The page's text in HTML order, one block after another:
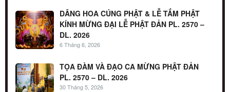
DÂNG HOA CÚNG PHẬT & LỄ TẮM PHẬT
KÍNH MỪNG ĐẠI LỄ PHẬT ĐẢN PL. 2570 –
DL. 2026
6 Tháng 6, 2026
TỌA ĐÀM VÀ ĐẠO CA MỪNG PHẬT ĐẢN
PL. 2570 – DL. 2026
30 Tháng 5, 2026